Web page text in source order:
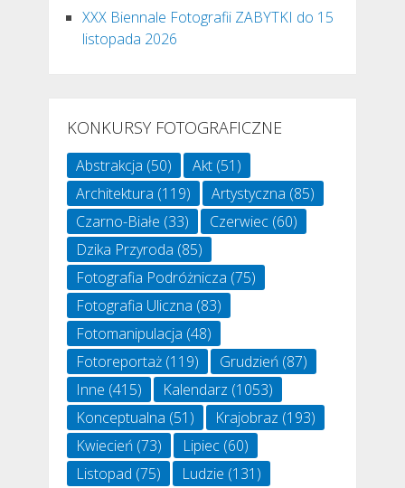
XXX Biennale Fotografii ZABYTKI do 15
listopada 2026
KONKURSY FOTOGRAFICZNE
Abstrakcja (50) Akt(51)
Architektura (119) Artystyczna (85)
Czarno-Białe (33) Czerwiec(60)
Dzika Przyroda (85)
Fotografia Podróżnicza (75)
Fotografia Uliczna (83)
Fotomanipulacja (48)
Fotoreportaż(119) Grudzień(87)
Inne (415) Kalendarz (1053)
Konceptualna (51) Krajobraz (193)
Kwiecień(73) Lipiec(60)
Listopad (75) Ludzie (131)